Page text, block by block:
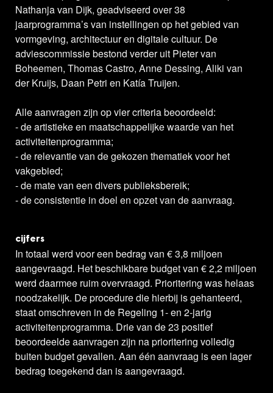
Nathanja van Dijk, geadviseerd over 38
jaarprogramma’s van instellingen op het gebied van
vormgeving, architectuur en digitale cultuur. De
adviescommissie bestond verder uit Pieter van
Boheemen, Thomas Castro, Anne Dessing, Aliki van
der Kruijs, Daan Petri en Katía Truijen.
Alle aanvragen zijn op vier criteria beoordeeld:
- de artistieke en maatschappelijke waarde van het
activiteitenprogramma;
- de relevantie van de gekozen thematiek voor het
vakgebied;
- de mate van een divers publieksbereik;
- de consistentie in doel en opzet van de aanvraag.
cijfers
In totaal werd voor een bedrag van € 3,8 miljoen
aangevraagd. Het beschikbare budget van € 2,2 miljoen
werd daarmee ruim overvraagd. Prioritering was helaas
noodzakelijk. De procedure die hierbij is gehanteerd,
staat omschreven in de Regeling 1- en 2-jarig
activiteitenprogramma. Drie van de 23 positief
beoordeelde aanvragen zijn na prioritering volledig
buiten budget gevallen. Aan één aanvraag is een lager
bedrag toegekend dan is aangevraagd.